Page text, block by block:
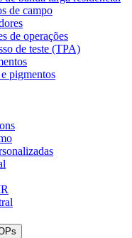
de campo
de operações
de teste (TPA)
pigmentos